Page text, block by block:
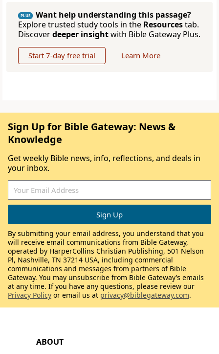
PLUS
Want help understanding this passage?
Explore trusted study tools in the Resourcestab.
Discoverdeeper insightwith Bible Gateway Plus.
Start 7-day free trial Learn More
ABOUT
Sign Up for Bible Gateway: News &
Knowledge
Get weekly Bible news, info, reflections, and deals in
your inbox.
By submitting your email address, you understand that you
will receive email communications from Bible Gateway,
operated by HarperCollins Christian Publishing, 501 Nelson
Pl, Nashville, TN 37214 USA, including commercial
communications and messages from partners of Bible
Gateway. You may unsubscribe from Bible Gateway’s emails
at any time. If you have any questions, please review our
Privacy Policy or email us at privacy@biblegateway.com.